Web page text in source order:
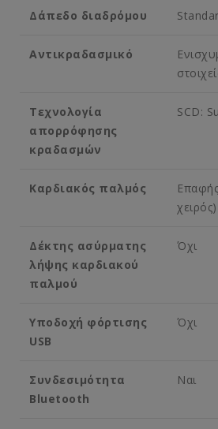
Δάπεδο διαδρόμου
Αντικραδασμικό
Τεχνολογία
απορρόφησης
κραδασμών
SCD:
Καρδιακός παλμός
χειρός)
Δέκτης ασύρματης
λήψης καρδιακού
παλμού
Όχι
Υποδοχή φόρτισης
USB
Όχι
Συνδεσιμότητα
Bluetooth
Ναι